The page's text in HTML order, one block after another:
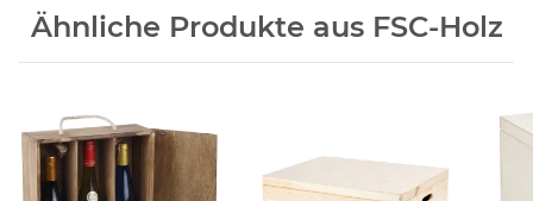
Ähnliche Produkte aus FSC-Holz